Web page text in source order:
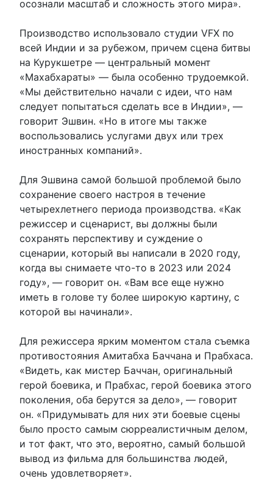
осознали масштаб и сложность этого мира».
Производство использовало студии VFX по
всей Индии и за рубежом, причем сцена битвы
на Курукшетре — центральный момент
«Махабхараты» — была особенно трудоемкой.
«Мы действительно начали с идеи, что нам
следует попытаться сделать все в Индии», —
говорит Эшвин. «Но в итоге мы также
воспользовались услугами двух или трех
иностранных компаний».
Для Эшвина самой большой проблемой было
сохранение своего настроя в течение
четырехлетнего периода производства. «Как
режиссер и сценарист, вы должны были
сохранять перспективу и суждение о
сценарии, который вы написали в 2020 году,
когда вы снимаете что-то в 2023 или 2024
году», — говорит он. «Вам все еще нужно
иметь в голове ту более широкую картину, с
которой вы начинали».
Для режиссера ярким моментом стала съемка
противостояния Амитабха Баччана и Прабхаса.
«Видеть, как мистер Баччан, оригинальный
герой боевика, и Прабхас, герой боевика этого
поколения, оба берутся за дело», — говорит
он. «Придумывать для них эти боевые сцены
было просто самым сюрреалистичным делом,
и тот факт, что это, вероятно, самый большой
вывод из фильма для большинства людей,
очень удовлетворяет».